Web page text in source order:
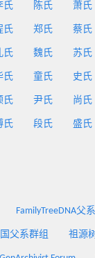
氏 陈氏 萧氏
氏 郑氏 蔡氏
氏 魏氏 苏氏
氏 童氏 史氏
氏 尹氏 尚氏
氏 段氏 盛氏
FamilyTreeDNA父
父系群组 祖源